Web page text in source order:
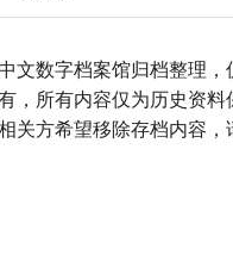
文数字档案馆归档整理，
，所有内容仅为历史资料
关方希望移除存档内容，